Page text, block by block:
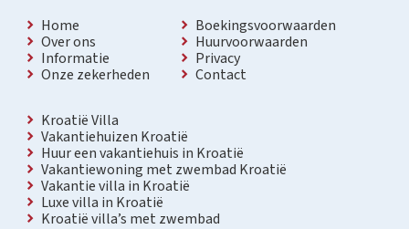
Home
Over ons
Informatie
Onze zekerheden
Boekingsvoorwaarden
Huurvoorwaarden
Privacy
Contact
Kroatië Villa
Vakantiehuizen Kroatië
Huur een vakantiehuis in Kroatië
Vakantiewoning met zwembad Kroatië
Vakantie villa in Kroatië
Luxe villa in Kroatië
Kroatië villa’s met zwembad